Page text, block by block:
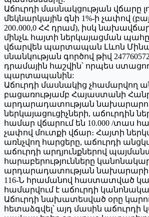
Աճուրդի մասնակցության վճարը
մեկնարկային գնի 1%-ի չափով
200․000,0 ՀՀ դրամ), իսկ
մինչև հայտի ներկայացման
վճարվեն պարտապան Լևոն
սնանկության գործով թիվ
դրամային հաշվին՝ որպես ստացող
պարտապանին:
Աճուրդի մասնակից չհամարվող
բացառությամբ Հայաստանի
արդարադատության
ներկայացուցիչների, աճուրդին
համար վճարում են 10.000 /տաս
չափով մուտքի վճար։ Հայտի
առնչվող հարցերը, աճուրդի
աճուրդի արդյունքներով
հարաբերությունները
արդարադատության նախարարի
116-Ն հրամանով հաստատված
համարվում է աճուրդի
Աճուրդի նախատեսված օրը
հետաձգվել՝ այդ մասին աճուրդի